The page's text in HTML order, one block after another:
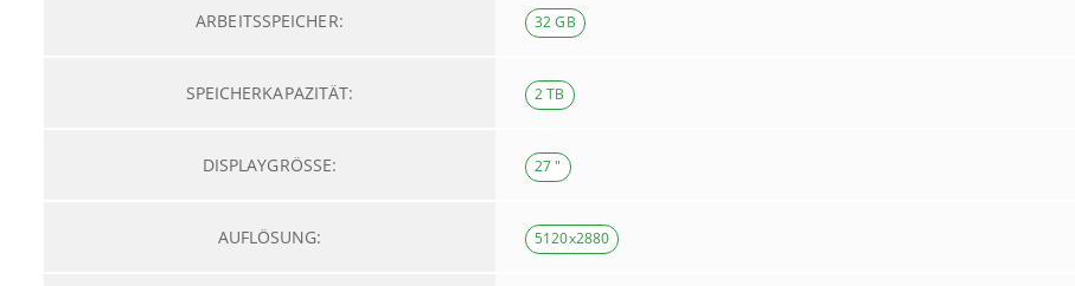
ARBEITSSPEICHER: 32 GB
SPEICHERKAPAZITÄT: 2 TB
DISPLAYGRÖSSE: 27 "
AUFLÖSUNG: 5120x2880